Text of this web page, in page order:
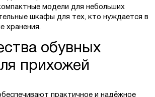
модели для небольших
шкафы для тех, кто нуждается в
хранения.
обувных
прихожей
практичное и надёжное